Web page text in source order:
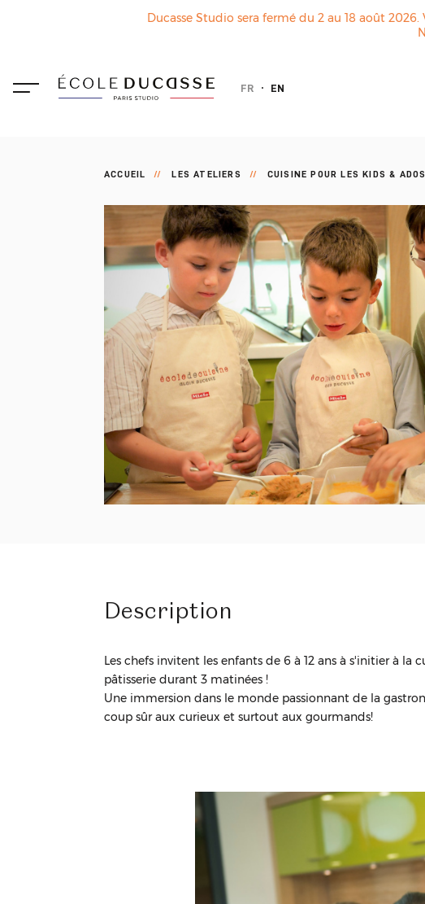
Ducasse Studio sera fermé du 2 au 18 août
FR EN
ACCUEIL LES ATELIERS CUISINE POUR LES KIDS &
Description
Les chefs invitent les enfants de 6 à 12 ans à s'initier à la
pâtisserie durant 3 matinées !
Une immersion dans le monde passionnant de la
coup sûr aux curieux et surtout aux gourmands!